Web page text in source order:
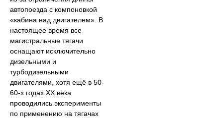
автопоезда с компоновкой
«кабина над двигателем». В
настоящее время все
магистральные тягачи
оснащают исключительно
дизельными и
турбодизельными
двигателями, хотя ещё в 50-
60-х годах XX века
проводились эксперименты
по применению на тягачах